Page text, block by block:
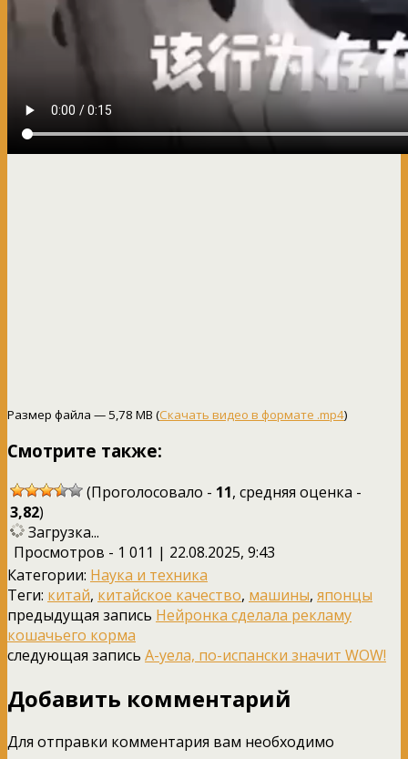
Размер файла — 5,78 MB (Скачать видео в формате .mp4)
Смотрите также:
(Проголосовало - 11, средняя оценка -
3,82)
Загрузка...
Просмотров - 1 011 | 22.08.2025, 9:43
Категории: Наука и техника
Теги: китай, китайское качество, машины, японцы
предыдущая запись Нейронка сделала рекламу
кошачьего корма
следующая запись А-уела, по-испански значит WOW!
Добавить комментарий
Для отправки комментария вам необходимо